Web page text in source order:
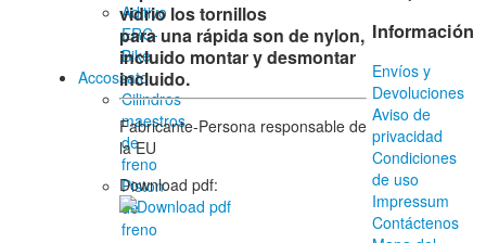
Aditivo
ERC-
Bike
Accossato
Cilindros
maestros
de
freno
Piston
de
freno
vidrio los tornillos
para una rápida son de nylon,
incluido montar y desmontar
incluido.
Fabricante-Persona responsable de
la EU
Download pdf:
Información
Envíos y
Devoluciones
Aviso de
privacidad
Condiciones
de uso
Impressum
Contáctenos